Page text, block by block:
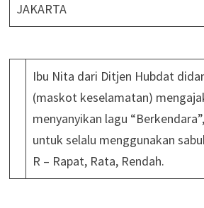
JAKARTA
Ibu Nita dari Ditjen Hubdat
(maskot keselamatan)
menyanyikan lagu
untuk selalu menggunakan
R – Rapat, Rata, Rendah.